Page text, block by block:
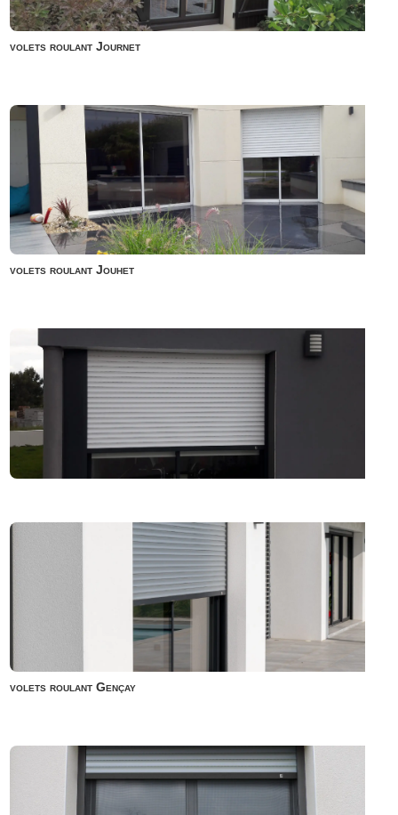
volets roulant Journet
volets roulant Jouhet
volets roulant Gençay